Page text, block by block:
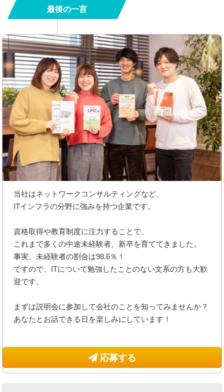
最後の一言
当社はネットワークコンサルティングなど、
ITインフラの分野に強みを持つ企業です。
資格取得や教育制度に注力することで、
これまで多くの中途未経験者、新卒を育ててきました。
事実、未経験者の割合は98.6％！
ですので、ITについて勉強したことのない文系の方も大歓
迎です。
まずは説明会に参加して会社のことを知ってみませんか？
あなたとお話できる日を楽しみにしています！
応募する